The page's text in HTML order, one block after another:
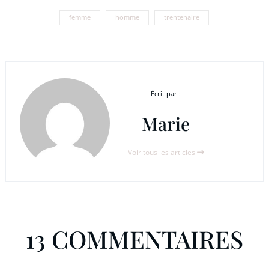
femme homme trentenaire
Écrit par :
Marie
Voir tous les articles
13 COMMENTAIRES